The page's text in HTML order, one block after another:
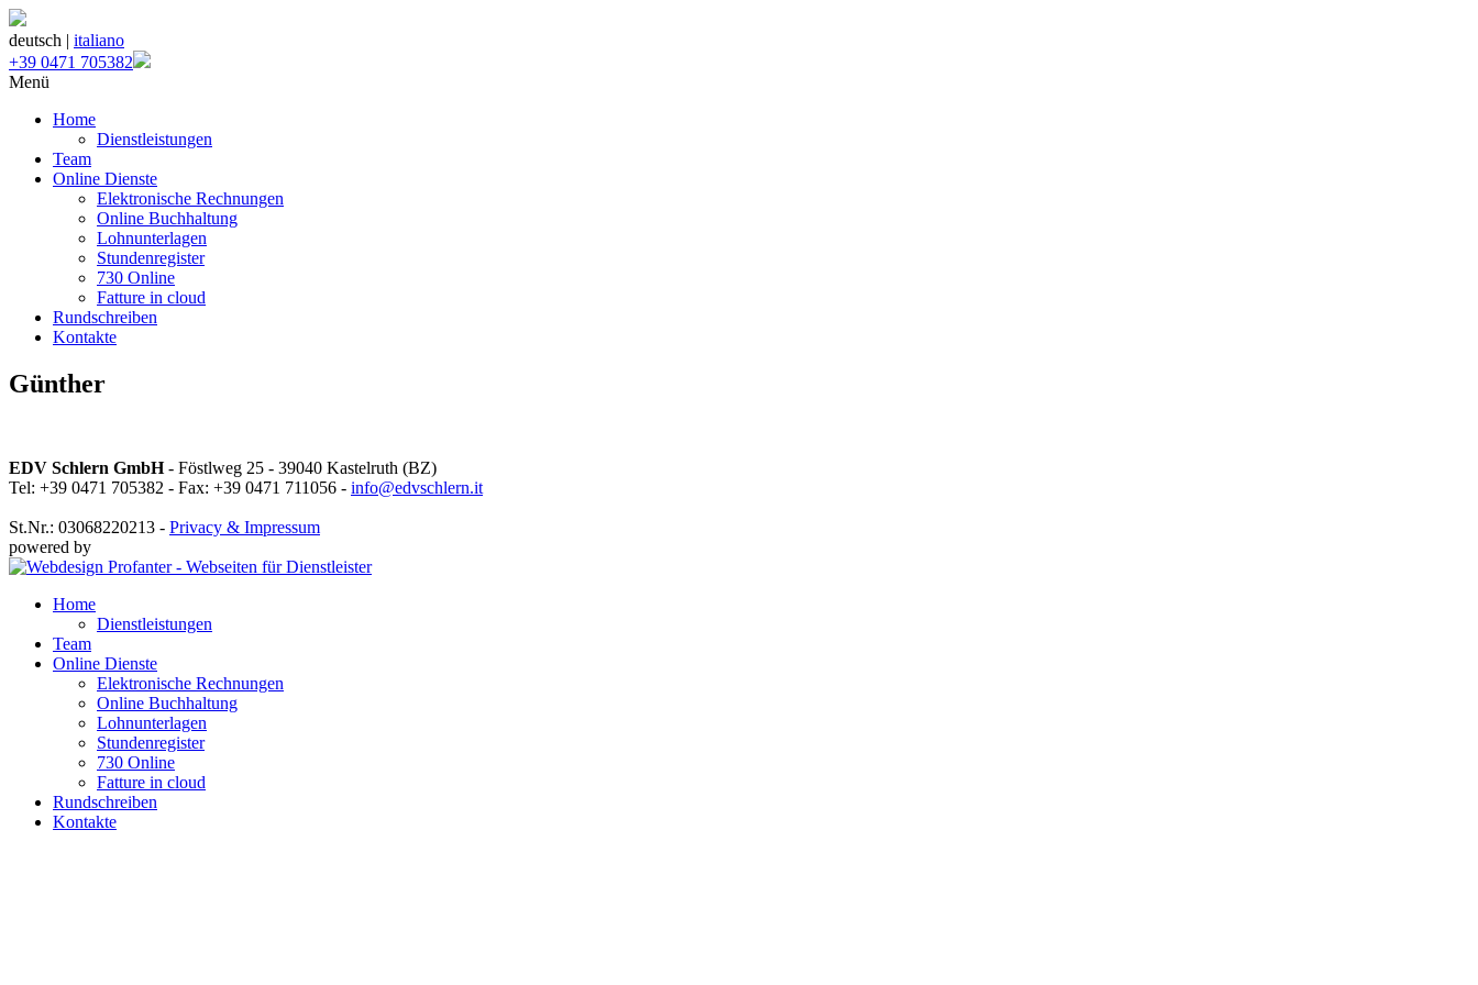
deutsch | italiano
+39 0471 705382
Menü
Home
Dienstleistungen
Team
Online Dienste
Elektronische Rechnungen
Online Buchhaltung
Lohnunterlagen
Stundenregister
730 Online
Fatture in cloud
Rundschreiben
Kontakte
Günther
EDV Schlern GmbH- Föstlweg 25 - 39040 Kastelruth (BZ)
Tel: +39 0471 705382 - Fax: +39 0471 711056 - info@edvschlern.it
St.Nr.: 03068220213 - Privacy & Impressum
powered by
Home
Dienstleistungen
Team
Online Dienste
Elektronische Rechnungen
Online Buchhaltung
Lohnunterlagen
Stundenregister
730 Online
Fatture in cloud
Rundschreiben
Kontakte